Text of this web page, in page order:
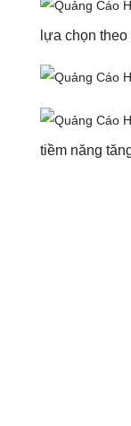
lựa chọn
tiềm năng